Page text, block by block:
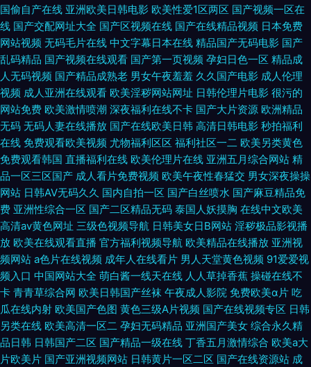
国偷自产在线 亚洲欧美日韩电影 欧美性爱1区两区 国产视频一区在
线 国产交配网址大全 国产区视频在线 国产在线精品视频 日本免费
网站视频 无码毛片在线 中文字幕日本在线 精品国产无码电影 国产
乱码精品 国产视频在线观看 国产第一页视频 孕妇日色一区 精品成
人无码视频 国产精品成熟老 男女午夜羞羞 久久国产电影 成人伦理
视频 成人亚洲在线观看 欧美淫秽网站网址 日韩伦理片电影 很污的
网站免费 欧美激情喷潮 深夜福利在线不卡 国产大片资源 欧洲精品
无码 无码人妻在线播放 国产在线欧美日韩 高清日韩电影 秒拍福利
在线 免费观看欧美视频 尤物福利区区 福利社区一二 欧美另类黄色
免费观看韩国 直播福利在线 欧美伦理片在线 亚洲五月综合网站 精
品一区三区国产 成人看片免费视频 欧美午夜性春猛交 男女深夜操操
网站 日韩AV无码久久 国内自拍一区 国产白丝喷水 国产麻豆精品免
费 亚洲性综合一区 国产二区精品无码 泰国人妖摸胸 在线中文欧美
高清av黄色网址 三级色视频导航 日韩美女日B网站 淫秽极品影视播
放 欧美在线观看直播 官方福利视频导航 欧美精品在线播放 亚洲视
频网站 a色片在线视频 成年人在线看片 男人天堂黄色视频 91爱爱视
频入口 中国网站大全 萌白酱一线天在线 人人草掉香蕉 操碰在线不
卡 青青草综合网 欧美日韩国产丝袜 午夜成人影院 免费欧美α片 吃
瓜在线内射 欧美国产色图 黄色三级A片视频 国产在线视频专区 日韩
另类在线 欧美高清一区二 孕妇无码精品 亚洲国产美女 综合永久精
品日韩 日韩国产二区 国产精品一级在线 丁香五月激情综合 欧美a大
片欧美片 国产亚洲视频网站 日韩黄片一区二区 国产在线资源站 成